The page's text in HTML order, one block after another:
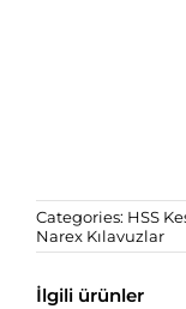
Categories: HSS
Narex Kılavuzlar
İlgili ürünler